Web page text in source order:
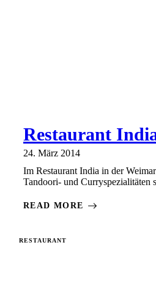
Restaurant
24. März 2014
Im Restaurant India in der
Tandoori- und Curryspezialitäten
READ MORE
RESTAURANT